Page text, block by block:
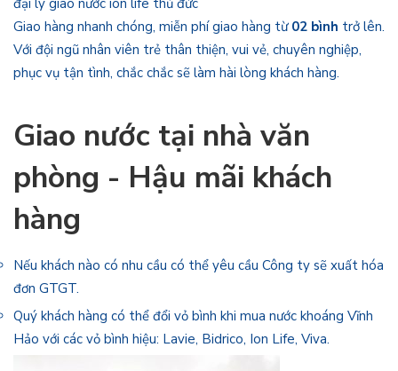
Giao hàng nhanh chóng, miễn phí giao hàng từ 02 bình trở lên.
Với đội ngũ nhân viên trẻ thân thiện, vui vẻ, chuyên nghiệp,
phục vụ tận tình, chắc chắc sẽ làm hài lòng khách hàng.
Giao nước tại nhà văn
phòng - Hậu mãi khách
hàng
Nếu khách nào có nhu cầu có thể yêu cầu Công ty sẽ xuất hóa
đơn GTGT.
Quý khách hàng có thể đổi vỏ bình khi mua nước khoáng Vĩnh
Hảo với các vỏ bình hiệu: Lavie, Bidrico, Ion Life, Viva.